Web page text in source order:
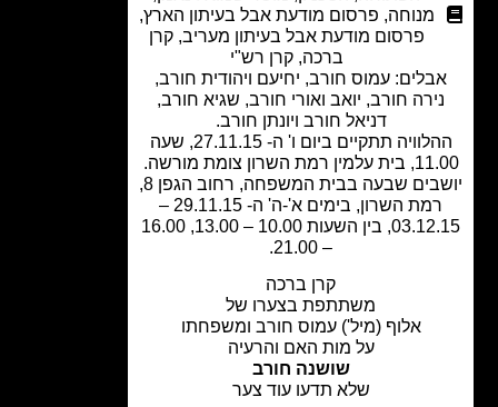
מנוחה
פרסום מודעת אבל בעיתון הארץ,
פרסום מודעת אבל בעיתון מעריב, קרן
קרן רש"י
עמוס חורב, יחיעם ויהודית חורב,
חורב, יואב ואורי חורב, שגיא חורב,
דניאל חורב ויונתן חורב.
ההלוויה תתקיים ביום ו' ה- 27.11.15, שעה
יושבים שבעה בבית המשפחה, רחוב הגפן 8,
רמת השרון, בימים א'-ה' ה- 29.11.15 –
03.12.15, בין השעות 10.00 – 13.00, 16.00
קרן ברכה
משתתפת בצערו של
אלוף (מיל') עמוס חורב ומשפחתו
על מות האם והרעיה
שושנה חורב
שלא תדעו עוד צער